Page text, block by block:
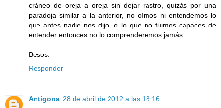
cráneo de oreja a oreja sin dejar rastro, quizás por una
paradoja similar a la anterior, no oímos ni entendemos lo
que antes nadie nos dijo, o lo que no fuimos capaces de
entender entonces no lo comprenderemos jamás.
Besos.
Responder
Antígona 28 de abril de 2012 a las 18:16